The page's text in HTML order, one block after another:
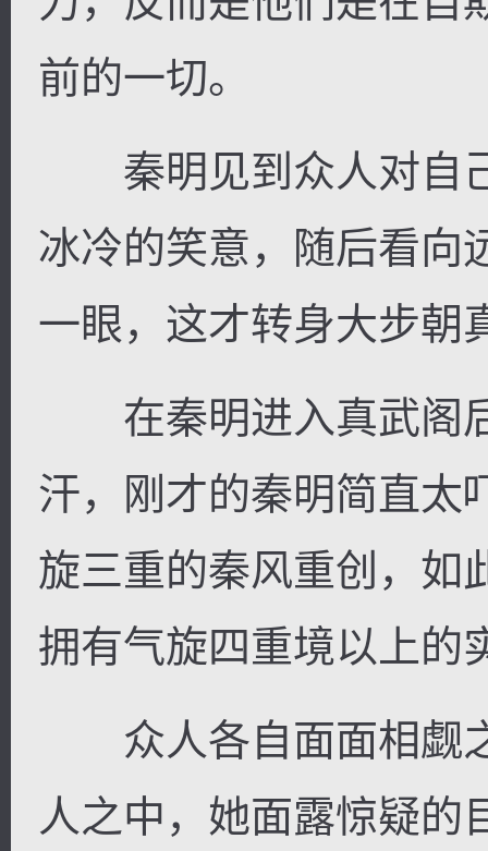
前的一切。
秦明见到众人对自
冰冷的笑意，随后看向
一眼，这才转身大步朝
在秦明进入真武阁
汗，刚才的秦明简直太
旋三重的秦风重创，如
拥有气旋四重境以上的
众人各自面面相觑
人之中，她面露惊疑的